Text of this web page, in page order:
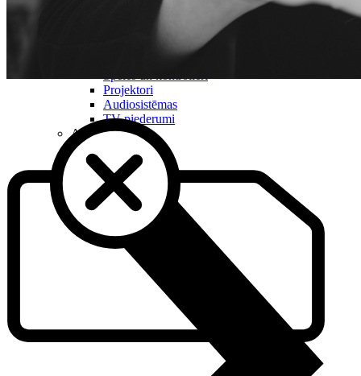
Projektori
Audiosistēmas
TV piederumi
Audio